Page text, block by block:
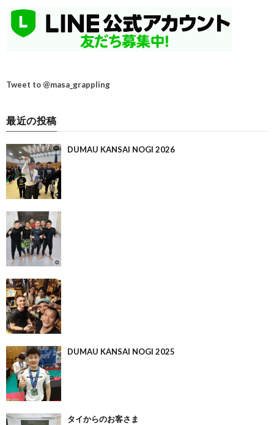
Tweet to @masa_grappling
最近の投稿
DUMAU KANSAI NOGI 2026
DUMAU KANSAI NOGI 2025
タイからのお客さま